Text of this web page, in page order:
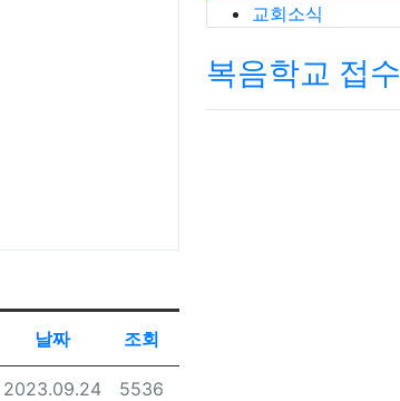
날짜 조회
등록일
2023.09.24 조회
5536
교회소식
복음학교 접수